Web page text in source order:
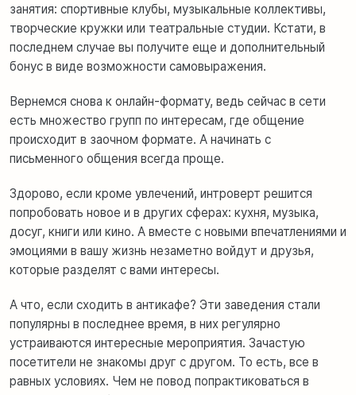
занятия: спортивные клубы, музыкальные коллективы,
творческие кружки или театральные студии. Кстати, в
последнем случае вы получите еще и дополнительный
бонус в виде возможности самовыражения.
Вернемся снова к онлайн-формату, ведь сейчас в сети
есть множество групп по интересам, где общение
происходит в заочном формате. А начинать с
письменного общения всегда проще.
Здорово, если кроме увлечений, интроверт решится
попробовать новое и в других сферах: кухня, музыка,
досуг, книги или кино. А вместе с новыми впечатлениями и
эмоциями в вашу жизнь незаметно войдут и друзья,
которые разделят с вами интересы.
А что, если сходить в антикафе? Эти заведения стали
популярны в последнее время, в них регулярно
устраиваются интересные мероприятия. Зачастую
посетители не знакомы друг с другом. То есть, все в
равных условиях. Чем не повод попрактиковаться в